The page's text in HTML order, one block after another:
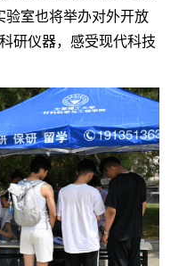
验室也将举办对外开放
研仪器，感受现代科技